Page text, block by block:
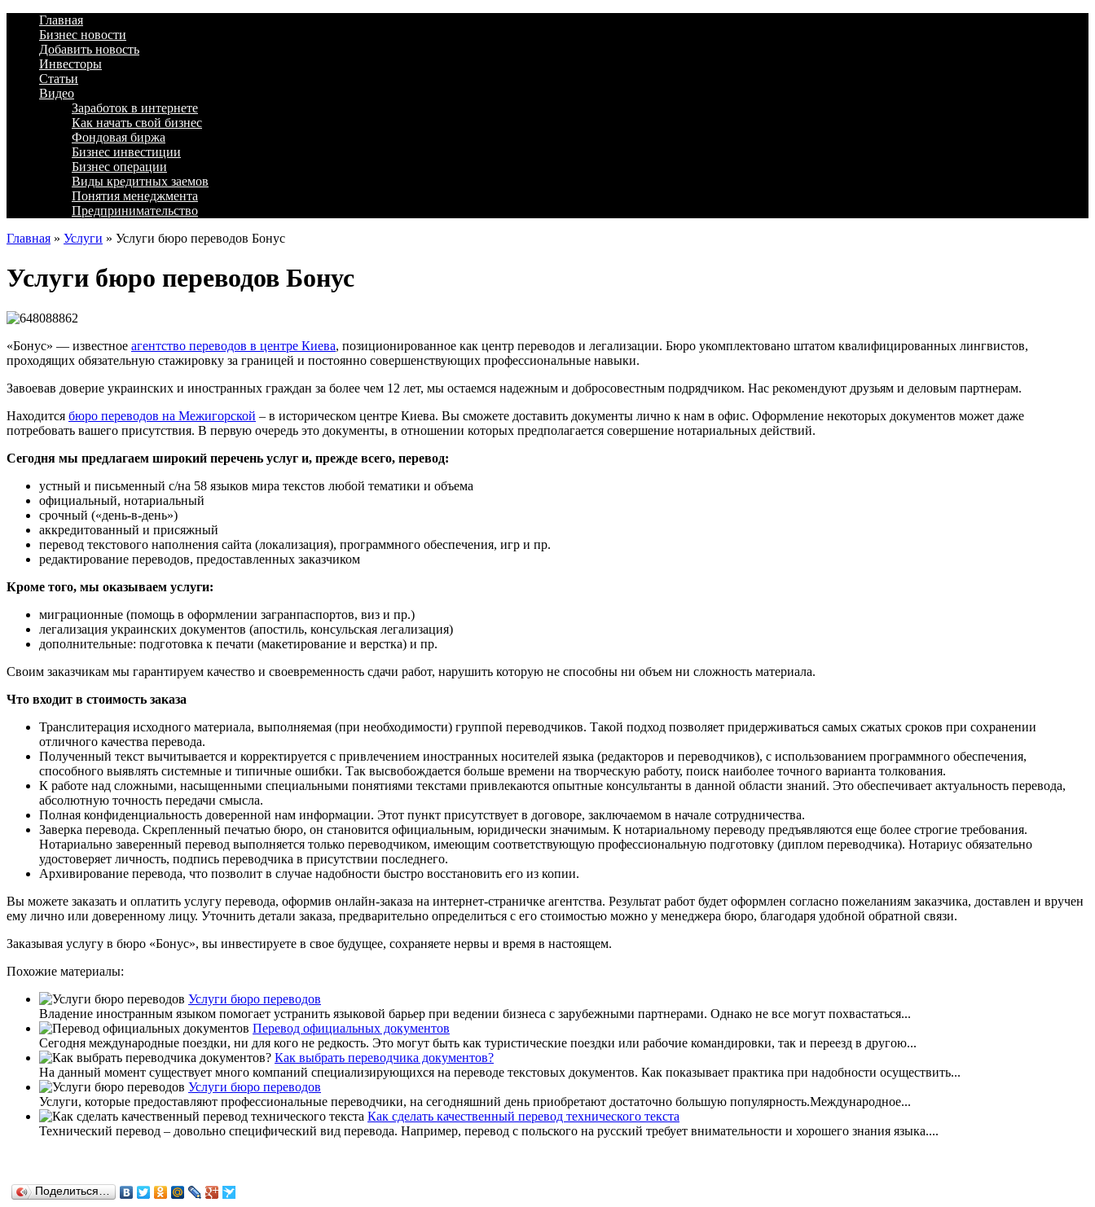
Главная
Бизнес новости
Добавить новость
Инвесторы
Статьи
Видео
Заработок в интернете
Как начать свой бизнес
Фондовая биржа
Бизнес инвестиции
Бизнес операции
Виды кредитных заемов
Понятия менеджмента
Предпринимательство
Главная » Услуги » Услуги бюро переводов Бонус
Услуги бюро переводов Бонус
«Бонус» — известное агентство переводов в центре Киева, позиционированное как центр переводов и легализации. Бюро укомплектовано штатом квалифицированных лингвистов,
проходящих обязательную стажировку за границей и постоянно совершенствующих профессиональные навыки.
Завоевав доверие украинских и иностранных граждан за более чем 12 лет, мы остаемся надежным и добросовестным подрядчиком. Нас рекомендуют друзьям и деловым партнерам.
Находится бюро переводов на Межигорской – в историческом центре Киева. Вы сможете доставить документы лично к нам в офис. Оформление некоторых документов может даже
потребовать вашего присутствия. В первую очередь это документы, в отношении которых предполагается совершение нотариальных действий.
Сегодня мы предлагаем широкий перечень услуг и, прежде всего, перевод:
устный и письменный с/на 58 языков мира текстов любой тематики и объема
официальный, нотариальный
срочный («день-в-день»)
аккредитованный и присяжный
перевод текстового наполнения сайта (локализация), программного обеспечения, игр и пр.
редактирование переводов, предоставленных заказчиком
Кроме того, мы оказываем услуги:
миграционные (помощь в оформлении загранпаспортов, виз и пр.)
легализация украинских документов (апостиль, консульская легализация)
дополнительные: подготовка к печати (макетирование и верстка) и пр.
Своим заказчикам мы гарантируем качество и своевременность сдачи работ, нарушить которую не способны ни объем ни сложность материала.
Что входит в стоимость заказа
Транслитерация исходного материала, выполняемая (при необходимости) группой переводчиков. Такой подход позволяет придерживаться самых сжатых сроков при сохранении
отличного качества перевода.
Полученный текст вычитывается и корректируется с привлечением иностранных носителей языка (редакторов и переводчиков), с использованием программного обеспечения,
способного выявлять системные и типичные ошибки. Так высвобождается больше времени на творческую работу, поиск наиболее точного варианта толкования.
К работе над сложными, насыщенными специальными понятиями текстами привлекаются опытные консультанты в данной области знаний. Это обеспечивает актуальность перевода,
абсолютную точность передачи смысла.
Полная конфиденциальность доверенной нам информации. Этот пункт присутствует в договоре, заключаемом в начале сотрудничества.
Заверка перевода. Скрепленный печатью бюро, он становится официальным, юридически значимым. К нотариальному переводу предъявляются еще более строгие требования.
Нотариально заверенный перевод выполняется только переводчиком, имеющим соответствующую профессиональную подготовку (диплом переводчика). Нотариус обязательно
удостоверяет личность, подпись переводчика в присутствии последнего.
Архивирование перевода, что позволит в случае надобности быстро восстановить его из копии.
Вы можете заказать и оплатить услугу перевода, оформив онлайн-заказа на интернет-страничке агентства. Результат работ будет оформлен согласно пожеланиям заказчика, доставлен и вручен
ему лично или доверенному лицу. Уточнить детали заказа, предварительно определиться с его стоимостью можно у менеджера бюро, благодаря удобной обратной связи.
Заказывая услугу в бюро «Бонус», вы инвестируете в свое будущее, сохраняете нервы и время в настоящем.
Похожие материалы:
Услуги бюро переводов
Владение иностранным языком помогает устранить языковой барьер при ведении бизнеса с зарубежными партнерами. Однако не все могут похвастаться...
Перевод официальных документов
Сегодня международные поездки, ни для кого не редкость. Это могут быть как туристические поездки или рабочие командировки, так и переезд в другою...
Как выбрать переводчика документов?
На данный момент существует много компаний специализирующихся на переводе текстовых документов. Как показывает практика при надобности осуществить...
Услуги бюро переводов
Услуги, которые предоставляют профессиональные переводчики, на сегодняшний день приобретают достаточно большую популярность.Международное...
Как сделать качественный перевод технического текста
Технический перевод – довольно специфический вид перевода. Например, перевод с польского на русский требует внимательности и хорошего знания языка....
Поделиться…